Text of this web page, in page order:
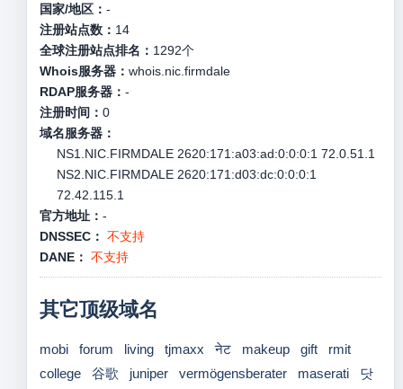
国家/地区： -
注册站点数： 14
全球注册站点排名： 1292个
Whois服务器： whois.nic.firmdale
RDAP服务器： -
注册时间： 0
域名服务器：
NS1.NIC.FIRMDALE 2620:171:a03:ad:0:0:0:1 72.0.51.1
NS2.NIC.FIRMDALE 2620:171:d03:dc:0:0:0:1
72.42.115.1
官方地址： -
DNSSEC： 不支持
DANE： 不支持
其它顶级域名
mobi forum living tjmaxx नेट makeup gift
rmit
college
谷歌 juniper vermögensberater maserati
닷